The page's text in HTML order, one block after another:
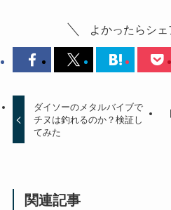
よかったらシェ
ダイソーのメタルバイブで
チヌは釣れるのか？検証し
てみた
関連記事